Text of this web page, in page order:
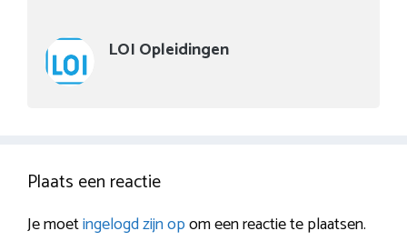
LOI Opleidingen
Plaats een reactie
Je moetingelogd zijn opom een reactie te plaatsen.